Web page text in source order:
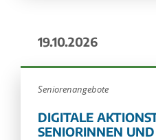
19.10.2026
Seniorenangebote
DIGITALE
SENIORINNEN